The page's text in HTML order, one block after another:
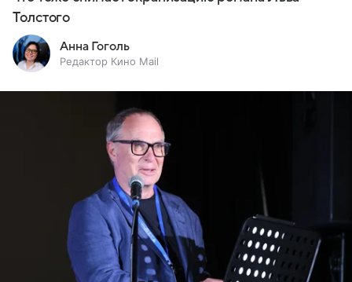
Толстого
Анна Гоголь
Редактор Кино Mail